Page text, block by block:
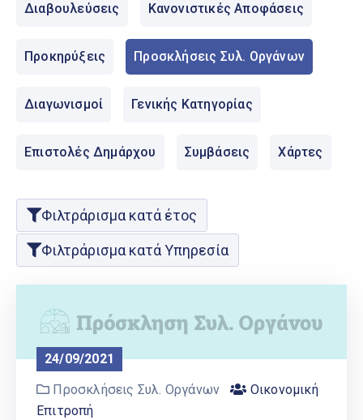
English
Διαβουλεύσεις Κανονιστικές Αποφάσεις
Προκηρύξεις Προσκλήσεις Συλ. Οργάνων
Διαγωνισμοί Γενικής Κατηγορίας
Επιστολές Δημάρχου Συμβάσεις Χάρτες
Φιλτράρισμα κατά έτος
Φιλτράρισμα κατά Υπηρεσία
24/09/2021
Προσκλήσεις Συλ. Οργάνων
Οικονομική
Επιτροπή